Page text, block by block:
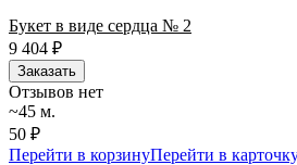
Букет в виде сердца № 2
9 404 ₽
Заказать
Отзывов нет
~45 м.
50 ₽
Перейти в корзинуПерейти в